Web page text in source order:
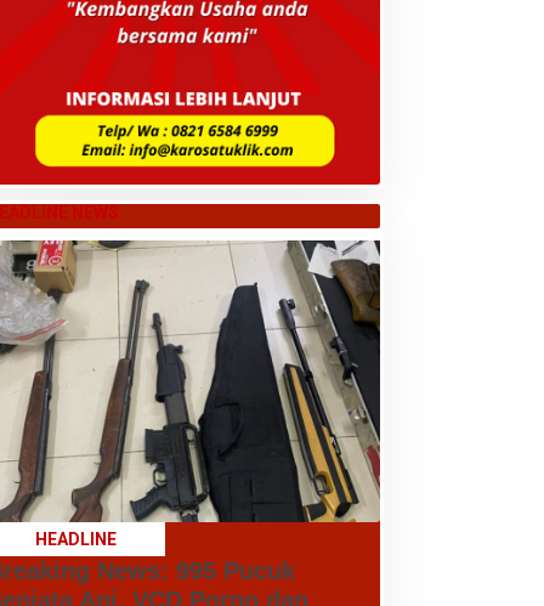
NEWS
HEADLINE
News: 995 Pucuk
Api, VCD Porno dan